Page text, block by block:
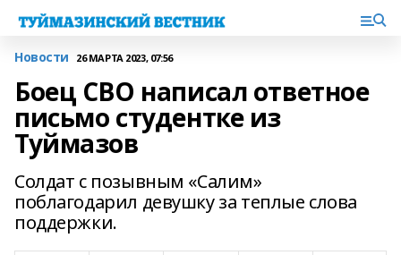
Новости 26 МАРТА 2023, 07:56
Боец СВО написал ответное
письмо студентке из
Туймазов
Солдат с позывным «Салим»
поблагодарил девушку за теплые слова
поддержки.